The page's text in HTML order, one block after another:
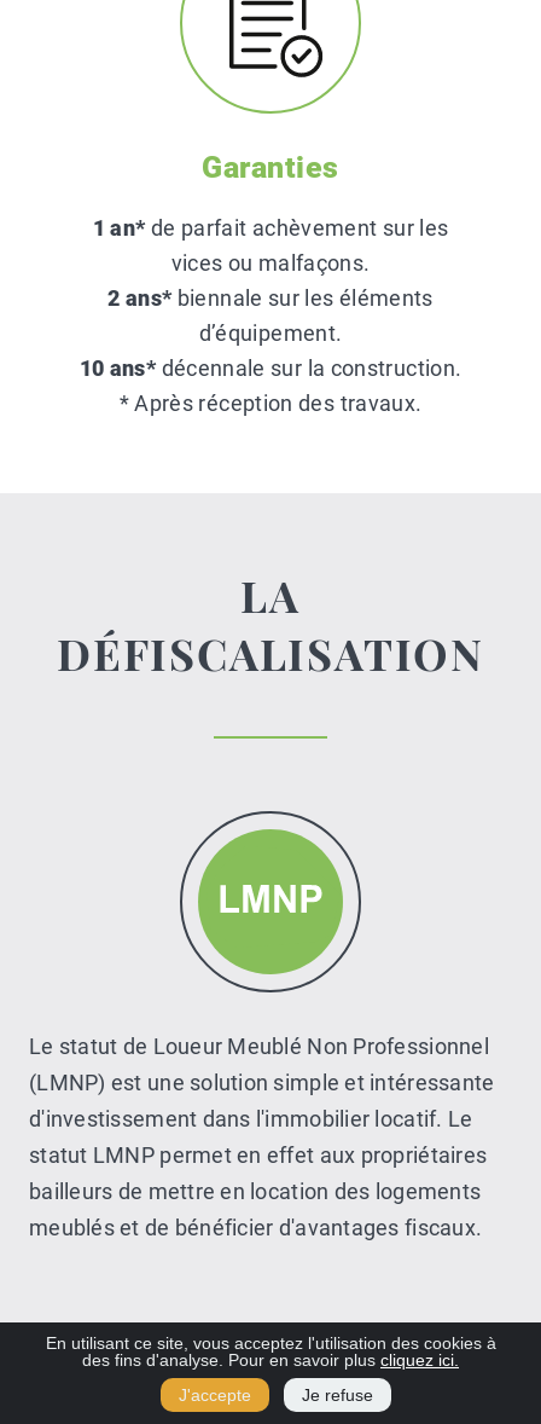
Garanties
1 an*de parfait achèvement sur les
vices ou malfaçons.
2 ans*biennale sur les éléments
d’équipement.
10 ans*décennale sur la construction.
* Après réception des travaux.
LA
DÉFISCALISATION
Le statut de Loueur Meublé Non Professionnel
(LMNP) est une solution simple et intéressante
d'investissement dans l'immobilier locatif. Le
statut LMNP permet en effet aux propriétaires
bailleurs de mettre en location des logements
meublés et de bénéficier d'avantages fiscaux.
En savoir plus
En utilisant ce site, vous acceptez l'utilisation des cookies à
des fins d'analyse. Pour en savoir plus cliquez ici.
J'accepte
Je refuse